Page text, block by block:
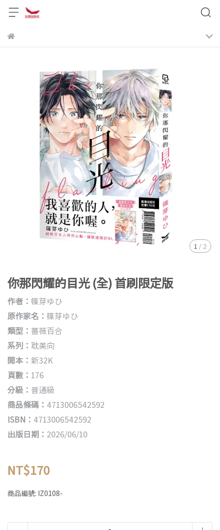
1 / 2
你那閃耀的目光 (全) 首刷限定版
作者： 篠芽ゆひ
原作家名： 篠芽ゆひ
類型： 薔薇百合
系列： 耽美向
開本： 新32K
頁數： 176
分級： 普通級
商品條碼： 4713006542592
ISBN： 4713006542592
出版日期： 2026/06/10
NT$170
商品編號: IZ0108-